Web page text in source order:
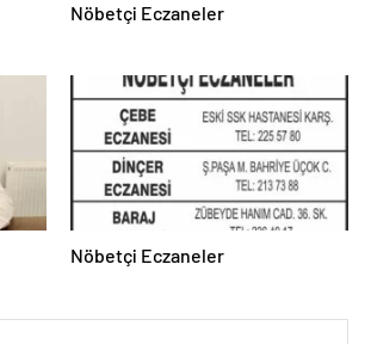
Nöbetçi Eczaneler
Nöbetçi Eczaneler